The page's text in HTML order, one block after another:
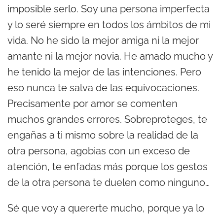
imposible serlo. Soy una persona imperfecta
y lo seré siempre en todos los ámbitos de mi
vida. No he sido la mejor amiga ni la mejor
amante ni la mejor novia. He amado mucho y
he tenido la mejor de las intenciones. Pero
eso nunca te salva de las equivocaciones.
Precisamente por amor se comenten
muchos grandes errores. Sobreproteges, te
engañas a ti mismo sobre la realidad de la
otra persona, agobias con un exceso de
atención, te enfadas más porque los gestos
de la otra persona te duelen como ninguno…
Sé que voy a quererte mucho, porque ya lo